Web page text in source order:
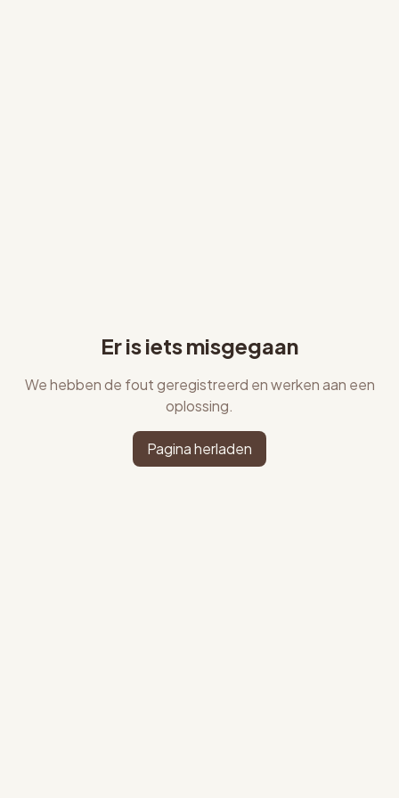
Er is iets misgegaan
We hebben de fout geregistreerd en werken aan een
oplossing.
Pagina herladen